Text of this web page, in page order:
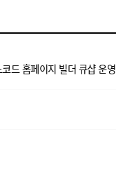
드 홈페이지 빌더 큐샵 운영